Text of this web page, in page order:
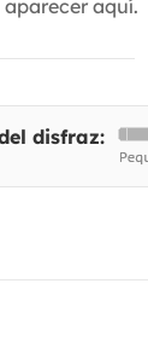
aparecer aquí.
disfraz: